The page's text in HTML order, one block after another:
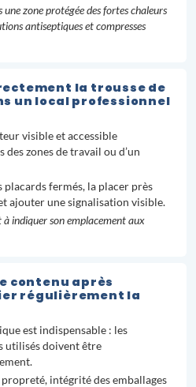
une zone protégée des fortes chaleurs
antiseptiques et compresses
la trousse de
un local professionnel
visible et accessible
zones de travail ou d’un
placards fermés, la placer près
ajouter une signalisation visible.
indiquer son emplacement aux
contenu après
régulièrement la
est indispensable : les
utilisés doivent être
propreté, intégrité des emballages